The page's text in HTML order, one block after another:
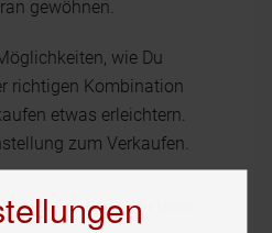
gewöhnen.
wie Du
richtigen Kombination
etwas erleichtern.
zum Verkaufen.